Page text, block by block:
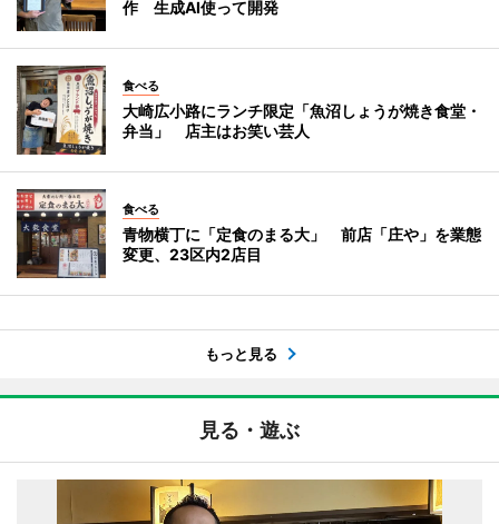
作 生成AI使って開発
食べる
大崎広小路にランチ限定「魚沼しょうが焼き食堂・
弁当」 店主はお笑い芸人
食べる
青物横丁に「定食のまる大」 前店「庄や」を業態
変更、23区内2店目
もっと見る
見る・遊ぶ